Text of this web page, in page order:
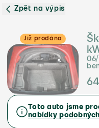
Zpět na výpis
Již prodáno
Toto auto jsme
nabídky